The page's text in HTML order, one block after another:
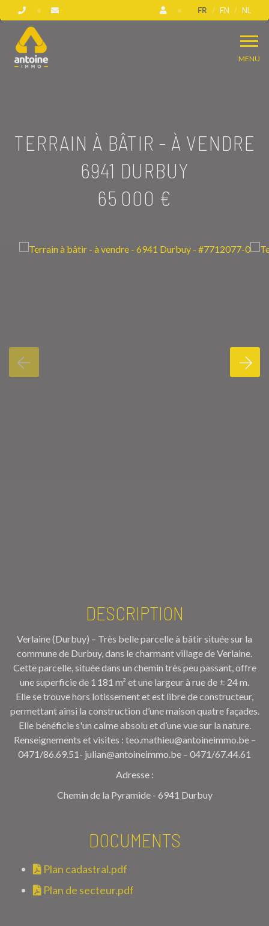
FR EN NL
MENU
TERRAIN À BÂTIR - À VENDRE
6941 DURBUY
65 000 €
DESCRIPTION
Verlaine (Durbuy) – Très belle parcelle à bâtir située sur la
commune de Durbuy, dans le charmant village de Verlaine.
Cette parcelle, située dans un chemin très peu passant, offre
une superficie de 1 181 m² et une largeur à rue de ± 24 m.
Elle se trouve hors lotissement et est libre de constructeur,
permettant ainsi la construction d’une maison quatre façades.
Elle bénéficie s'un calme absolu et d’une vue sur la nature.
Renseignements et visites : teo.mathieu@antoineimmo.be –
0471/86.69.51- julian@antoineimmo.be – 0471/67.44.61
Adresse :
Chemin de la Pyramide - 6941 Durbuy
DOCUMENTS
Plan cadastral.pdf
Plan de secteur.pdf